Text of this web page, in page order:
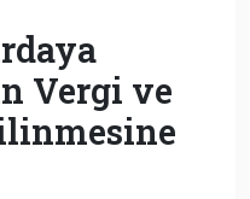
Vergi ve